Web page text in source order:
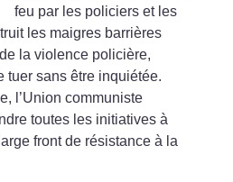
feu par les policiers et les
les maigres barrières
la violence policière,
tuer sans être inquiétée.
l’Union communiste
toutes les initiatives à
front de résistance à la